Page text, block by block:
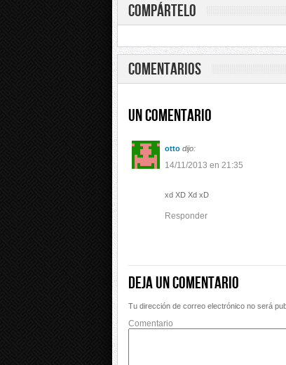
COMPÁRTELO
COMENTARIOS
Un comentario
otto dijo:
14/11/2013 en 21:35
xd XD Xd xD
Responder
Deja un comentario
Tu dirección de correo electrónico no será
Comentario